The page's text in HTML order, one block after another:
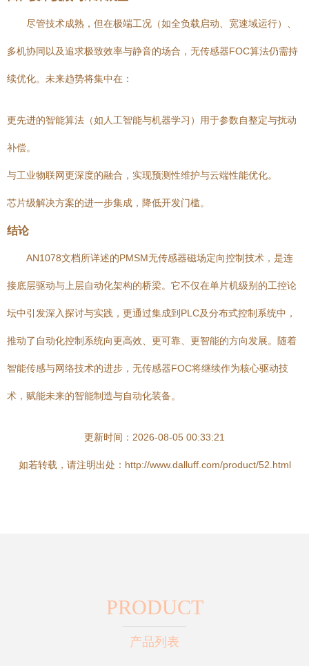
尽管技术成熟，但在极端工况（如全负载启动、宽速域运行）、
多机协同以及追求极致效率与静音的场合，无传感器FOC算法仍需持
续优化。未来趋势将集中在：
更先进的智能算法（如人工智能与机器学习）用于参数自整定与扰动
补偿。
与工业物联网更深度的融合，实现预测性维护与云端性能优化。
芯片级解决方案的进一步集成，降低开发门槛。
结论
AN1078文档所详述的PMSM无传感器磁场定向控制技术，是连
接底层驱动与上层自动化架构的桥梁。它不仅在单片机级别的工控论
坛中引发深入探讨与实践，更通过集成到PLC及分布式控制系统中，
推动了自动化控制系统向更高效、更可靠、更智能的方向发展。随着
智能传感与网络技术的进步，无传感器FOC将继续作为核心驱动技
术，赋能未来的智能制造与自动化装备。
更新时间：2026-08-05 00:33:21
如若转载，请注明出处：http://www.dalluff.com/product/52.html
PRODUCT
产品列表